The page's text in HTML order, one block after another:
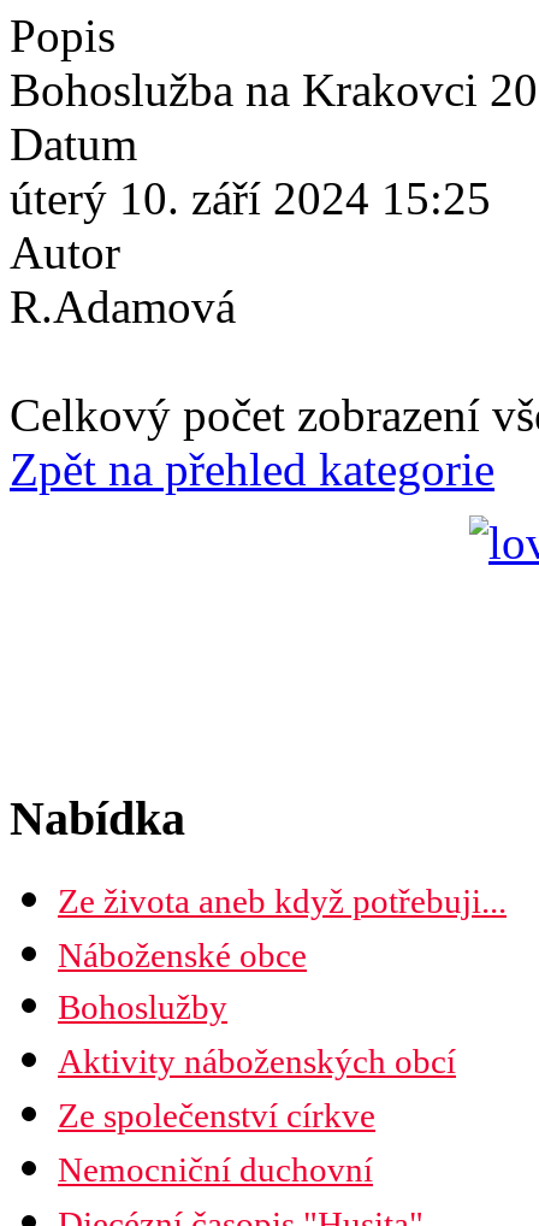
Popis
Bohoslužba na Krakovci
Datum
úterý 10. září 2024 15:25
Autor
R.Adamová
Celkový počet zobrazení
Zpět na přehled kategorie
Nabídka
Ze života aneb když potřebuji...
Náboženské obce
Mapa diecéze
Bohoslužby
Aktivity náboženských obcí
Ze společenství církve
Nemocniční duchovní